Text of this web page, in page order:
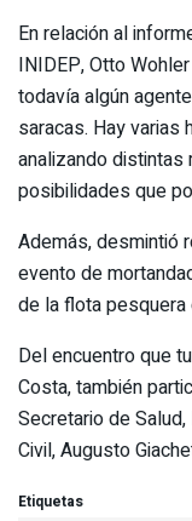
En relación al
INIDEP, Otto
todavía algún
saracas. Hay varias
analizando
posibilidades que
Además, desmintió
evento de
de la flota pesquera
Del encuentro que
Costa, también
Secretario de
Civil, Augusto
Etiquetas